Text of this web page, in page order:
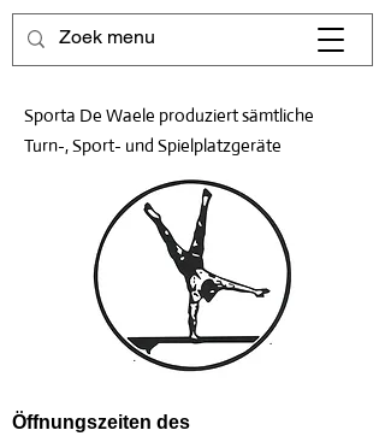
Sporta De Waele produziert sämtliche
Turn-, Sport- und Spielplatzgeräte
Öffnungszeiten des